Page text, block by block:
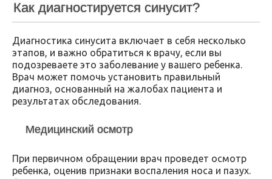
Как диагностируется синусит?
Диагностика синусита включает в себя несколько
этапов, и важно обратиться к врачу, если вы
подозреваете это заболевание у вашего ребенка.
Врач может помочь установить правильный
диагноз, основанный на жалобах пациента и
результатах обследования.
Медицинский осмотр
При первичном обращении врач проведет осмотр
ребенка, оценив признаки воспаления носа и пазух.